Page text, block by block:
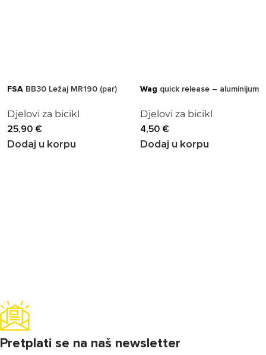
FSA BB30 Ležaj MR190 (par)
Djelovi za bicikl
25,90 €
Dodaj u korpu
Wag quick release – aluminijum
Djelovi za bicikl
4,50 €
Dodaj u korpu
Pretplati se na naš newsletter